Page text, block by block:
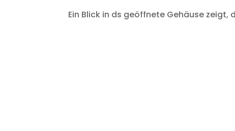
Ein Blick in ds geöffnete Gehäuse zeigt,